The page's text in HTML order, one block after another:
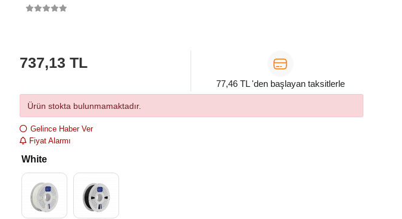
737,13 TL
77,46 TL 'den başlayan taksitlerle
Ürün stokta bulunmamaktadır.
Gelince Haber Ver
Fiyat Alarmı
White